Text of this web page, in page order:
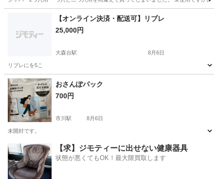
千城台駅 その他
【オンライン決済・配送可】リブレ
25,000円
大森台駅 8月6日
リブレにを5こ
千葉 千葉市 大森台駅 その他
おさんぽパック
700円
市川駅 8月6日
未開封です。
千葉 市川市 市川駅 その他
【求】ジモティーに出せない健康器具
状態が悪くてもOK！最大限買取します